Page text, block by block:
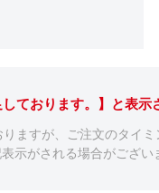
ております。】と表
ますが、ご注文のタイ
示がされる場合がござい